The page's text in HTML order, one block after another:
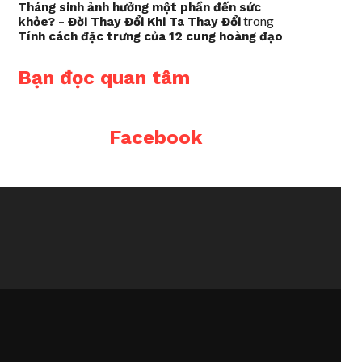
Tháng sinh ảnh hưởng một phần đến sức
khỏe? - Đời Thay Đổi Khi Ta Thay Đổitrong
Tính cách đặc trưng của 12 cung hoàng đạo
Bạn đọc quan tâm
Facebook